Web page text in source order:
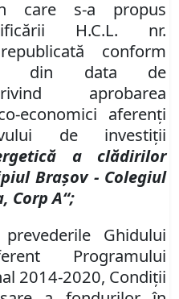
care s-a propus
H.C.L. nr.
conform
din data de
aprobarea
economici aferenţi
de investiţii
a clădirilor
Braşov - Colegiul
Corp A“;
Ghidului
Programului
2014-2020, Condiţii